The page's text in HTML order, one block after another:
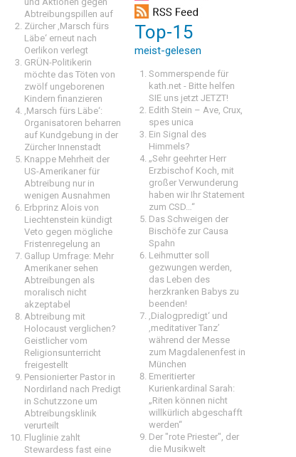
Abtreibungspillen auf
Zürcher ‚Marsch fürs
Läbe‘ erneut nach
Oerlikon verlegt
GRÜN-Politikerin
möchte das Töten von
zwölf ungeborenen
Kindern finanzieren
‚Marsch fürs Läbe‘:
Organisatoren beharren
auf Kundgebung in der
Zürcher Innenstadt
Knappe Mehrheit der
US-Amerikaner für
Abtreibung nur in
wenigen Ausnahmen
Erbprinz Alois von
Liechtenstein kündigt
Veto gegen mögliche
Fristenregelung an
Gallup Umfrage: Mehr
Amerikaner sehen
Abtreibungen als
moralisch nicht
akzeptabel
Abtreibung mit
Holocaust verglichen?
Geistlicher vom
Religionsunterricht
freigestellt
Pensionierter Pastor in
Nordirland nach Predigt
in Schutzzone um
Abtreibungsklinik
verurteilt
Fluglinie zahlt
Stewardess fast eine
Top-15
meist-gelesen
Sommerspende für
kath.net - Bitte helfen
SIE uns jetzt JETZT!
Edith Stein – Ave, Crux,
spes unica
Ein Signal des
Himmels?
„Sehr geehrter Herr
Erzbischof Koch, mit
großer Verwunderung
haben wir Ihr Statement
zum CSD…“
Das Schweigen der
Bischöfe zur Causa
Spahn
Leihmutter soll
gezwungen werden,
das Leben des
herzkranken Babys zu
beenden!
‚Dialogpredigt‘ und
‚meditativer Tanz’
während der Messe
zum Magdalenenfest in
München
Emeritierter
Kurienkardinal Sarah:
„Riten können nicht
willkürlich abgeschafft
werden“
Der "rote Priester", der
die Musikwelt